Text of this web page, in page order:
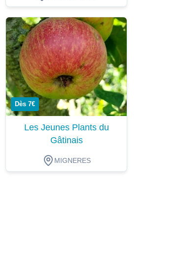
Dégustation
Dès 7€
Les Jeunes Plants du
Gâtinais
MIGNERES